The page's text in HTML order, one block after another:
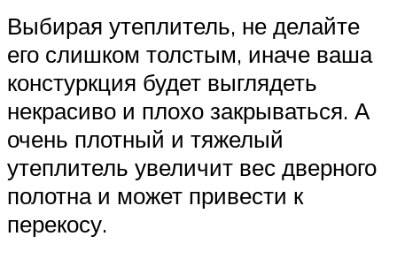
Выбирая утеплитель, не делайте
его слишком толстым, иначе ваша
констуркция будет выглядеть
некрасиво и плохо закрываться. А
очень плотный и тяжелый
утеплитель увеличит вес дверного
полотна и может привести к
перекосу.